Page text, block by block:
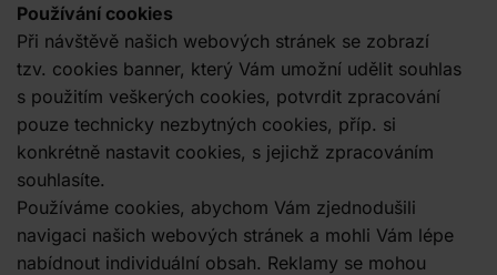
Používání cookies
Při návštěvě našich webových stránek se zobrazí
tzv. cookies banner, který Vám umožní udělit souhlas
s použitím veškerých cookies, potvrdit zpracování
pouze technicky nezbytných cookies, příp. si
konkrétně nastavit cookies, s jejichž zpracováním
souhlasíte.
Používáme cookies, abychom Vám zjednodušili
navigaci našich webových stránek a mohli Vám lépe
nabídnout individuální obsah. Reklamy se mohou